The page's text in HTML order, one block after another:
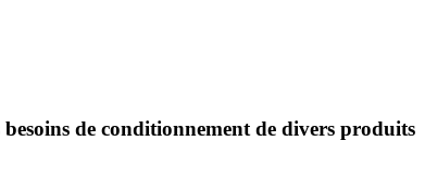
de conditionnement de divers produits